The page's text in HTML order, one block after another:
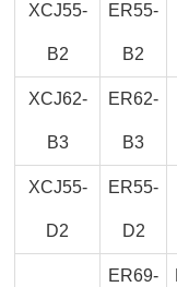
XCJ55-
B2
ER55-
B2
XCJ62-
B3
ER62-
B3
XCJ55-
D2
ER55-
D2
ER69-